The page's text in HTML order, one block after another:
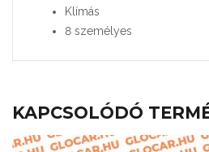
Klímás
8 személyes
KAPCSOLÓDÓ